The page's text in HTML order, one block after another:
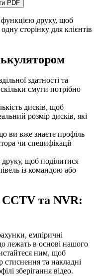
PDF
функцією друку, щоб
сторінку для клієнтів
здатності та
смуги потрібно
дисків, щоб
розмір дисків, які
ви вже знаєте профіль
чи специфікації
щоб поділитися
із командою або
та NVR:
емпіричні
лежать в основі нашого
ним, щоб
стиснення та накладні
зберігання відео.